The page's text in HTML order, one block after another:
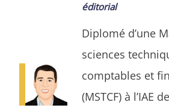
éditorial
Diplomé d’une
sciences
comptables et
(MSTCF) à l’IAE